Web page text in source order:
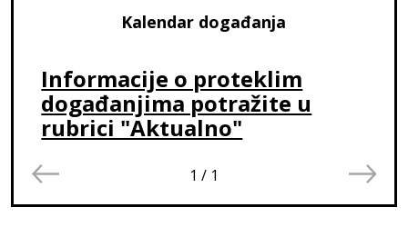
Kalendar događanja
Informacije o proteklim
događanjima potražite u
rubrici "Aktualno"
1 / 1